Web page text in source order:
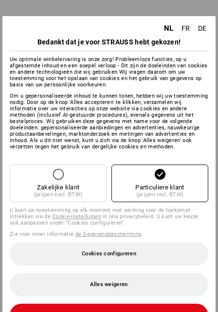
NL FR
DE
Bedankt dat je voor STRAUSS hebt gekozen!
Uw optimale winkelervaring is onze zorg! Probleemloze functies, op u
afgestemde inhoud en een soepel verloop - Dit zijn de doeleinden van cookies
en andere technologieën die wij gebruiken.Wij vragen daarom om uw
toestemming voor het opslaan van cookies en het gebruik van gegevens op
basis van uw persoonlijke voorkeuren.
Om u gepersonaliseerde inhoud te kunnen tonen, hebben wij uw toestemming
nodig. Door op de knop 'Alles accepteren' te klikken, verzamelen wij
informatie over uw interacties op onze website via cookies en andere
methoden (inclusief AI-gestuurde procedures), evenals gegevens uit het
bestelproces. Wij gebruiken deze gegevens met name voor de volgende
doeleinden: gepersonaliseerde aanbiedingen en advertenties, nauwkeurige
productaanbevelingen, marktonderzoek en metingen van advertenties en
inhoud. Als u dit niet wenst, kunt u zich via de knop 'Alles weigeren' ook
verzetten tegen het gebruik van dergelijke cookies en methoden.
Zakelijke klant
(prijzen excl. BTW)
Particuliere klant
(prijzen incl. BTW)
U kunt uw toestemming op elk moment met werking voor de toekomst
intrekken via deCookie-instellingenin ons privacybeleid. U kunt uw keuze
ook aanpassen onder “Cookies configureren”.
Zie voor meer informatie de Gegevensbescherming
Cookies configureren
Alles weigeren